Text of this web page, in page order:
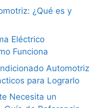
¿Qué es y
Eléctrico
Funciona
Automotriz
para Lograrlo
Necesita un